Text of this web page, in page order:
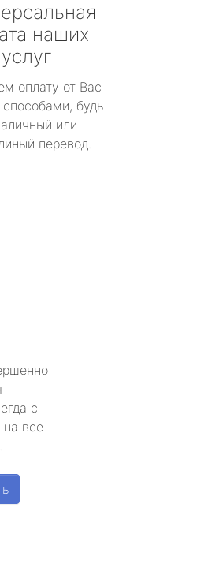
наших
услуг
оплату от Вас
будь
или
перевод.
с
на все